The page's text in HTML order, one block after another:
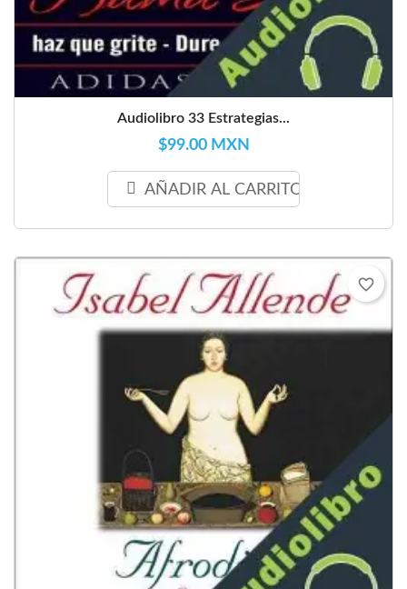
Audiolibro 33 Estrategias...
$99.00 MXN
AÑADIR AL CARRITO
favorite_border